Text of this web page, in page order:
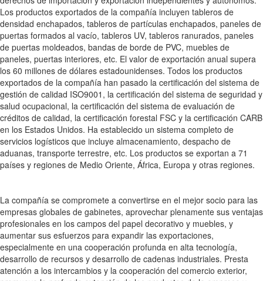
Los productos exportados de la compañía incluyen tableros de
densidad enchapados, tableros de partículas enchapados, paneles de
puertas formados al vacío, tableros UV, tableros ranurados, paneles
de puertas moldeados, bandas de borde de PVC, muebles de
paneles, puertas interiores, etc. El valor de exportación anual supera
los 60 millones de dólares estadounidenses. Todos los productos
exportados de la compañía han pasado la certificación del sistema de
gestión de calidad ISO9001, la certificación del sistema de seguridad y
salud ocupacional, la certificación del sistema de evaluación de
créditos de calidad, la certificación forestal FSC y la certificación CARB
en los Estados Unidos. Ha establecido un sistema completo de
servicios logísticos que incluye almacenamiento, despacho de
aduanas, transporte terrestre, etc. Los productos se exportan a 71
países y regiones de Medio Oriente, África, Europa y otras regiones.
La compañía se compromete a convertirse en el mejor socio para las
empresas globales de gabinetes, aprovechar plenamente sus ventajas
profesionales en los campos del papel decorativo y muebles, y
aumentar sus esfuerzos para expandir las exportaciones,
especialmente en una cooperación profunda en alta tecnología,
desarrollo de recursos y desarrollo de cadenas industriales. Presta
atención a los intercambios y la cooperación del comercio exterior,